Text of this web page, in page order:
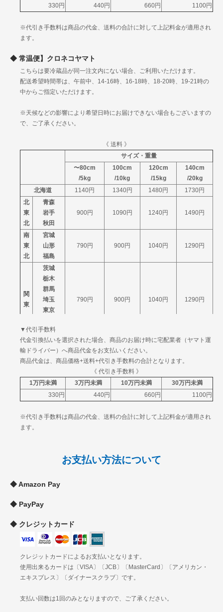
部
岐阜
愛知
1120円 1340円 1755円
関
西
京都
大阪
兵庫
奈良
1230円 1530円 1955円
鳥取
島根
広島
愛媛
高知
1360円 1670円 2085円
九
州
福岡
佐賀
長崎
熊本
大分
宮崎
鹿児島
1470円 1780円 2195円
沖縄
330円 440円 660円 1100円
※代引き手数料は商品の代金、送料の合計に対して上記料金が適用され
ます。
常温便】クロネコヤマト
こちらは要冷蔵品が同一注文内にない場合、ご利用いただけます。
配送希望時間帯は、午前中、14-16時、16-18時、18-20時、19-21時の
中からご指定いただけます。
※天候などの影響により希望日時にお届けできない場合もございますの
で、ご了承ください。
《 送料 》
サイズ・重量
〜80cm
/5kg
100cm
/10kg
120cm
/15kg
140cm
/20kg
北海道
1140円 1340円 1480円
1730円
北
東
北
青森
岩手
秋田
900円 1090円 1240円 1490円
南
東
北
宮城
山形
福島
790円 900円 1040円 1290円
関
東
茨城
栃木
群馬
埼玉
東京
山梨
790円 900円 1040円 1290円
信
越
新潟
長野
790円 900円
富山
石川
福井
790円 900円 1040円 1290円
部
岐阜
愛知
790円 900円 1040円 1290円
奈良
中
鳥取
岡山
広島
四
国
徳島
香川
愛媛
1030円 1230円
福岡
▼代引手数料
代金引換払いを選択された場合、商品のお届け時に宅配業者（ヤマト運
輸ドライバー）へ商品代金をお支払いください。
商品代金は、商品価格+送料+代引き手数料の合計となります。
《 代引き手数料 》
1万円未満
3万円未満 10万円未満
30万円未満
330円
440円 660円 1100円
※代引き手数料は商品の代金、送料の合計に対して上記料金が適用され
ます。
お支払い方法について
Amazon Pay
PayPay
クレジットカード
クレジットカードによるお支払いとなります。
使用出来るカードは〔VISA〕〔JCB〕〔MasterCard〕〔アメリカン・
エキスプレス〕〔ダイナースクラブ〕です。
支払い回数は1回のみとなりますので、ご了承ください。